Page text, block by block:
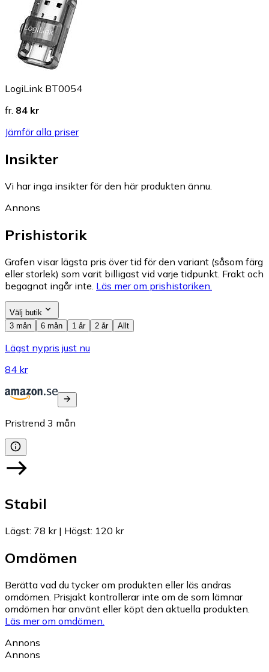
LogiLink BT0054
fr. 84 kr
Jämför alla priser
Insikter
Vi har inga insikter för den här produkten ännu.
Annons
Prishistorik
Grafen visar lägsta pris över tid för den variant (såsom färg
eller storlek) som varit billigast vid varje tidpunkt. Frakt och
begagnat ingår inte. Läs mer om prishistoriken.
Välj butik
3 mån
6 mån 1 år 2 år Allt
Lägst nypris just nu
84 kr
Pristrend 3 mån
Stabil
Lägst: 78 kr| Högst: 120 kr
Omdömen
Berätta vad du tycker om produkten eller läs andras
omdömen. Prisjakt kontrollerar inte om de som lämnar
omdömen har använt eller köpt den aktuella produkten.
Läs mer om omdömen.
Annons
Annons